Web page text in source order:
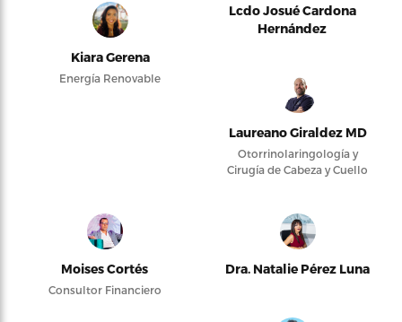
Kiara Gerena
Energía Renovable
Lcdo Josué Cardona
Hernández
Laureano Giraldez MD
Otorrinolaringología y
Cirugía de Cabeza y Cuello
Moises Cortés
Consultor Financiero
Dra. Natalie Pérez Luna